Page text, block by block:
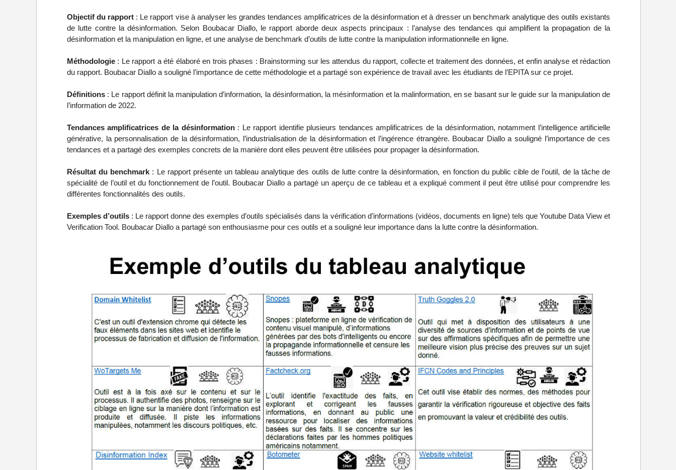
Objectif du rapport : Le rapport vise à analyser les grandes tendances amplificatrices de la désinformation et à dresser un benchmark analytique des outils existants
de lutte contre la désinformation. Selon Boubacar Diallo, le rapport aborde deux aspects principaux : l’analyse des tendances qui amplifient la propagation de la
désinformation et la manipulation en ligne, et une analyse de benchmark d’outils de lutte contre la manipulation informationnelle en ligne.
Méthodologie : Le rapport a été élaboré en trois phases : Brainstorming sur les attendus du rapport, collecte et traitement des données, et enfin analyse et rédaction
du rapport. Boubacar Diallo a souligné l’importance de cette méthodologie et a partagé son expérience de travail avec les étudiants de l’EPITA sur ce projet.
Définitions : Le rapport définit la manipulation d’information, la désinformation, la mésinformation et la malinformation, en se basant sur le guide sur la manipulation de
l’information de 2022.
Tendances amplificatrices de la désinformation : Le rapport identifie plusieurs tendances amplificatrices de la désinformation, notamment l’intelligence artificielle
générative, la personnalisation de la désinformation, l’industrialisation de la désinformation et l’ingérence étrangère. Boubacar Diallo a souligné l’importance de ces
tendances et a partagé des exemples concrets de la manière dont elles peuvent être utilisées pour propager la désinformation.
Résultat du benchmark : Le rapport présente un tableau analytique des outils de lutte contre la désinformation, en fonction du public cible de l’outil, de la tâche de
spécialité de l’outil et du fonctionnement de l’outil. Boubacar Diallo a partagé un aperçu de ce tableau et a expliqué comment il peut être utilisé pour comprendre les
différentes fonctionnalités des outils.
Exemples d’outils : Le rapport donne des exemples d’outils spécialisés dans la vérification d’informations (vidéos, documents en ligne) tels que Youtube Data View et
Verification Tool. Boubacar Diallo a partagé son enthousiasme pour ces outils et a souligné leur importance dans la lutte contre la désinformation.